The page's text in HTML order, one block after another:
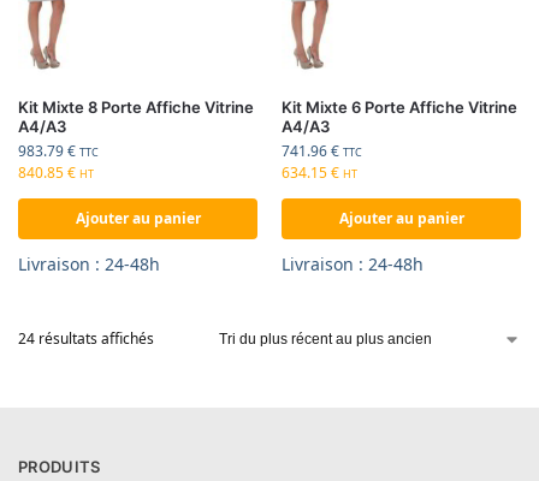
Kit Mixte 8 Porte Affiche Vitrine
A4/A3
983.79€ TTC
840.85€ HT
Ajouter au panier
Livraison : 24-48h
Kit Mixte 6 Porte Affiche Vitrine
A4/A3
741.96€ TTC
634.15€ HT
Ajouter au panier
Livraison : 24-48h
24 résultats affichés
PRODUITS